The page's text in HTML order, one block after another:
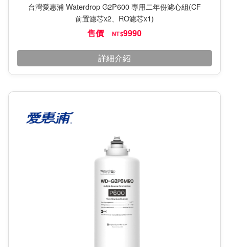
台灣愛惠浦 Waterdrop G2P600 專用二年份濾心組(CF
前置濾芯x2、RO濾芯x1)
售價 NT$9990
詳細介紹